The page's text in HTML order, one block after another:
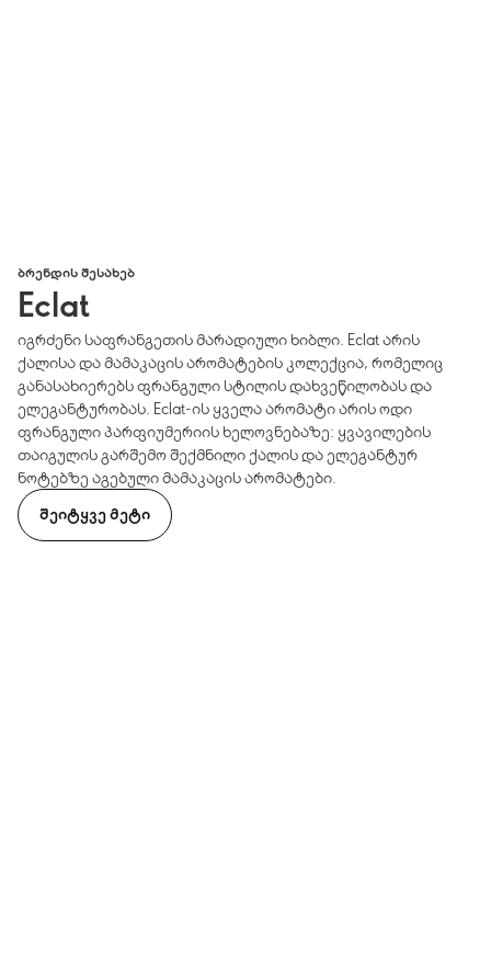
ᲑᲠᲔᲜᲓᲘᲡ ᲨᲔᲡᲐᲮᲔᲑ
Eclat
იგრძენი საფრანგეთის მარადიული ხიბლი. Eclat არის
ქალისა და მამაკაცის არომატების კოლექცია, რომელიც
განასახიერებს ფრანგული სტილის დახვეწილობას და
ელეგანტურობას. Eclat-ის ყველა არომატი არის ოდი
ფრანგული პარფიუმერიის ხელოვნებაზე: ყვავილების
თაიგულის გარშემო შექმნილი ქალის და ელეგანტურ
ნოტებზე აგებული მამაკაცის არომატები.
ᲨᲔᲘᲢᲧᲕᲔ ᲛᲔᲢᲘ